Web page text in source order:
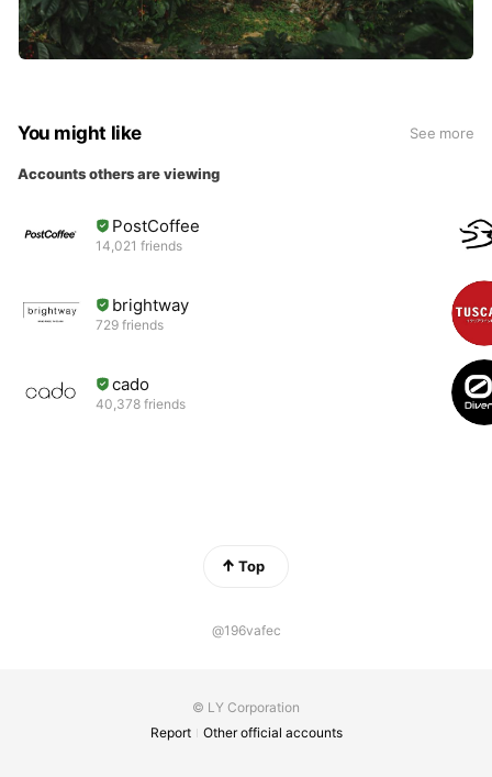
You might like See more
Accounts others are viewing
PostCoffee
14,021 friends
brightway
729 friends
cado
40,378 friends
Top
@196vafec
© LY Corporation
Report
Other official accounts